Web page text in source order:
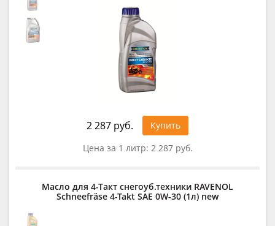
2 287 руб.
Купить
Цена за 1 литр: 2 287 руб.
Масло для 4-Такт снегоуб.техники RAVENOL
Schneefräse 4-Takt SAE 0W-30 (1л) new